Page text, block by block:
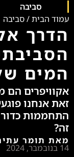
סביבה
עמוד הבית/סביבה
הדרך
המים
אקוויפרים הם
זאת אנחנו
התחממות
זה?
מאת תומר
14 בנובמבר, 2024